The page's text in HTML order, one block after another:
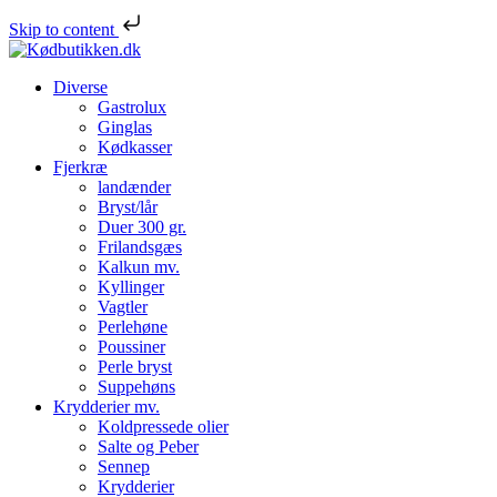
Skip to content
Diverse
Gastrolux
Ginglas
Kødkasser
Fjerkræ
landænder
Bryst/lår
Duer 300 gr.
Frilandsgæs
Kalkun mv.
Kyllinger
Vagtler
Perlehøne
Poussiner
Perle bryst
Suppehøns
Krydderier mv.
Koldpressede olier
Salte og Peber
Sennep
Krydderier